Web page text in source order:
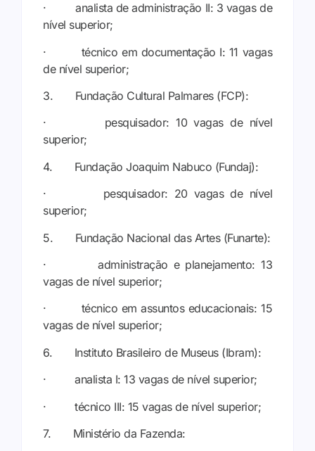
· analista de administração II: 3 vagas de
nível superior;
· técnico em documentação I: 11 vagas
de nível superior;
3. Fundação Cultural Palmares (FCP):
· pesquisador: 10 vagas de nível
superior;
4. Fundação Joaquim Nabuco (Fundaj):
· pesquisador: 20 vagas de nível
superior;
5. Fundação Nacional das Artes (Funarte):
· administração e planejamento: 13
vagas de nível superior;
· técnico em assuntos educacionais: 15
vagas de nível superior;
6. Instituto Brasileiro de Museus (Ibram):
· analista I: 13 vagas de nível superior;
· técnico III: 15 vagas de nível superior;
7. Ministério da Fazenda: